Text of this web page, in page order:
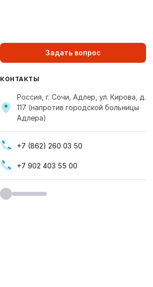
Задать вопрос
КОНТАКТЫ
Россия, г. Сочи, Адлер, ул. Кирова, д.
117 (напротив городской больницы
Адлера)
+7 (862) 260 03 50
+7 902 403 55 00